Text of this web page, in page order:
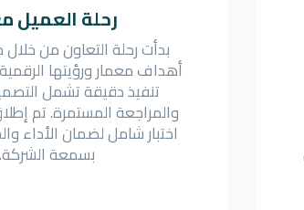
رحلة العميل
بدأت رحلة التعاون من
أهداف معمار ورؤيتها
تنفيذ دقيقة تشمل
والمراجعة المستمرة. تم
اختبار شامل لضمان الأداء
بسمعة الشركة.